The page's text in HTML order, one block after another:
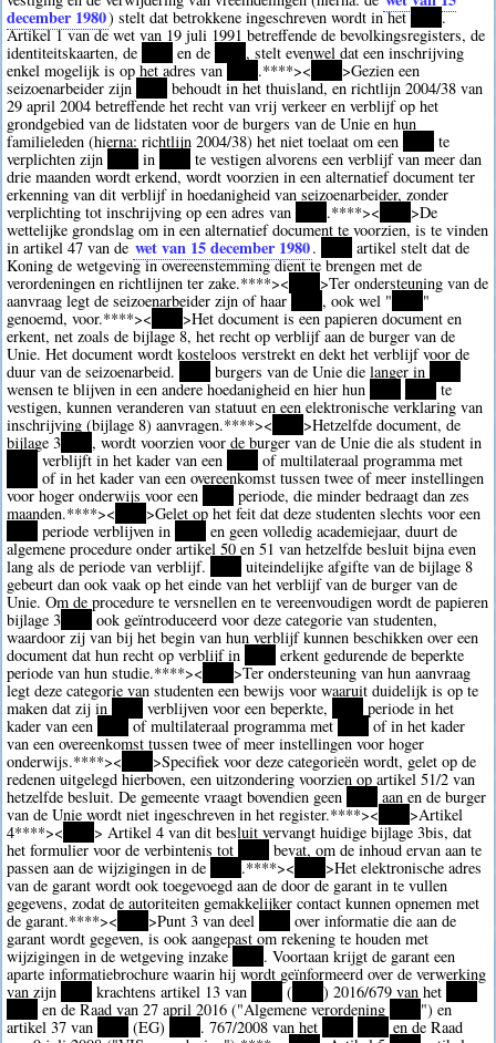
december 1980) stelt dat betrokkene ingeschreven wordt in het ****.
Artikel 1 van de wet van 19 juli 1991 betreffende de bevolkingsregisters, de
identiteitskaarten, de
en de ****, stelt evenwel dat een inschrijving
enkel mogelijk is op het adres van
.****><
>Gezien een
seizoenarbeider zijn
behoudt in het thuisland, en richtlijn 2004/38 van
29 april 2004 betreffende het recht van vrij verkeer en verblijf op het
grondgebied van de lidstaten voor de burgers van de Unie en hun
familieleden (hierna: richtlijn 2004/38) het niet toelaat om een
te
verplichten zijn
in
te vestigen alvorens een verblijf van meer dan
drie maanden wordt erkend, wordt voorzien in een alternatief document ter
erkenning van dit verblijf in hoedanigheid van seizoenarbeider, zonder
verplichting tot inschrijving op een adres van
.****><
>De
wettelijke grondslag om in een alternatief document te voorzien, is te vinden
in artikel 47 van de wet van 15 december 1980.
artikel stelt dat de
Koning de wetgeving in overeenstemming dient te brengen met de
verordeningen en richtlijnen ter zake.****><
>Ter ondersteuning van de
aanvraag legt de seizoenarbeider zijn of haar ****, ook wel "
"
genoemd, voor.****><
>Het document is een papieren document en
erkent, net zoals de bijlage 8, het recht op verblijf aan de burger van de
Unie. Het document wordt kosteloos verstrekt en dekt het verblijf voor de
duur van de seizoenarbeid.
burgers van de Unie die langer in
wensen te blijven in een andere hoedanigheid en hier hun
****te
vestigen, kunnen veranderen van statuut en een elektronische verklaring van
inschrijving (bijlage 8) aanvragen.****><
>Hetzelfde document, de
bijlage 3 ****, wordt voorzien voor de burger van de Unie die als student in
verblijft in het kader van een
of multilateraal programma met
of in het kader van een overeenkomst tussen twee of meer instellingen
voor hoger onderwijs voor een
periode, die minder bedraagt dan zes
maanden.****><
>Gelet op het feit dat deze studenten slechts voor een
periode verblijven in
en geen volledig academiejaar, duurt de
algemene procedure onder artikel 50 en 51 van hetzelfde besluit bijna even
lang als de periode van verblijf.
uiteindelijke afgifte van de bijlage 8
gebeurt dan ook vaak op het einde van het verblijf van de burger van de
Unie. Om de procedure te versnellen en te vereenvoudigen wordt de papieren
bijlage 3
ook geïntroduceerd voor deze categorie van studenten,
waardoor zij van bij het begin van hun verblijf kunnen beschikken over een
document dat hun recht op verblijf in
erkent gedurende de beperkte
periode van hun studie.****><
>Ter ondersteuning van hun aanvraag
legt deze categorie van studenten een bewijs voor waaruit duidelijk is op te
maken dat zij in
verblijven voor een beperkte,
periode in het
kader van een
****of multilateraal programma met
of in het kader
van een overeenkomst tussen twee of meer instellingen voor hoger
onderwijs.****><
>Specifiek voor deze categorieën wordt, gelet op de
redenen uitgelegd hierboven, een uitzondering voorzien op artikel 51/2 van
hetzelfde besluit. De gemeente vraagt bovendien geen
aan en de burger
van de Unie wordt niet ingeschreven in het register.****><
>Artikel
4****><
> Artikel 4 van dit besluit vervangt huidige bijlage 3bis, dat
het formulier voor de verbintenis tot
bevat, om de inhoud ervan aan te
passen aan de wijzigingen in de
****.****><
>Het elektronische adres
van de garant wordt ook toegevoegd aan de door de garant in te vullen
gegevens, zodat de autoriteiten gemakkelijker contact kunnen opnemen met
de garant.****>< >Punt 3 van deel
over informatie die aan de
garant wordt gegeven, is ook aangepast om rekening te houden met
wijzigingen in de wetgeving inzake
. Voortaan krijgt de garant een
aparte informatiebrochure waarin hij wordt geïnformeerd over de verwerking
van zijn
krachtens artikel 13 van ( ****) 2016/679 van het
en de Raad van 27 april 2016 ("Algemene verordening
") en
artikel 37 van
(EG) . 767/2008 van het
en de Raad